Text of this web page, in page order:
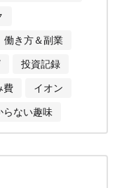
働き方＆副業
投資記録
費
イオン
らない趣味